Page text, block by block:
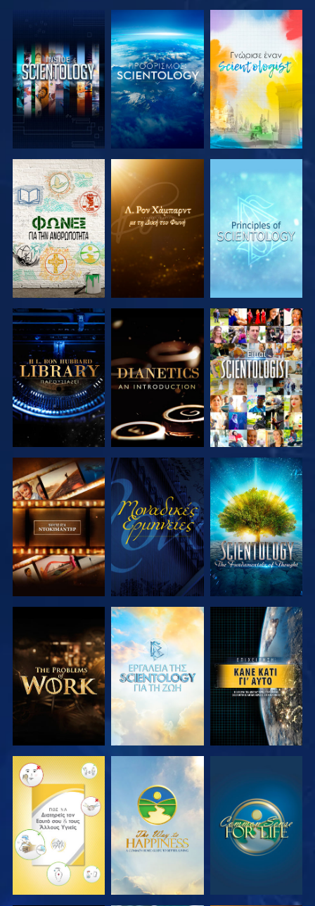
ΕΞΕΡΕΥΝΗΣΤΕ
ΤΗ ΣΕΙΡΑ
ΕΞΕΡΕΥΝΗΣΤΕ
ΤΗ ΣΕΙΡΑ
ΕΞΕΡΕΥΝΗΣΤΕ
ΤΗ ΣΕΙΡΑ
ΕΞΕΡΕΥΝΗΣΤΕ
ΤΗ ΣΕΙΡΑ
ΕΞΕΡΕΥΝΗΣΤΕ
ΤΗ ΣΕΙΡΑ
ΠΑΡΑΚΟΛΟΥΘΗΣΤΕ
ΕΞΕΡΕΥΝΗΣΤΕ
ΤΗ ΣΕΙΡΑ
ΠΑΡΑΚΟΛΟΥΘΗΣΤΕ
ΕΞΕΡΕΥΝΗΣΤΕ
ΤΗ ΣΕΙΡΑ
ΕΞΕΡΕΥΝΗΣΤΕ
ΤΗ ΣΕΙΡΑ
ΕΞΕΡΕΥΝΗΣΤΕ
ΤΗ ΣΕΙΡΑ
ΠΑΡΑΚΟΛΟΥΘΗΣΤΕ
ΠΑΡΑΚΟΛΟΥΘΗΣΤΕ ΠΑΡΑΚΟΛΟΥΘΗΣΤΕ ΠΑΡΑΚΟΛΟΥΘΗΣΤΕ